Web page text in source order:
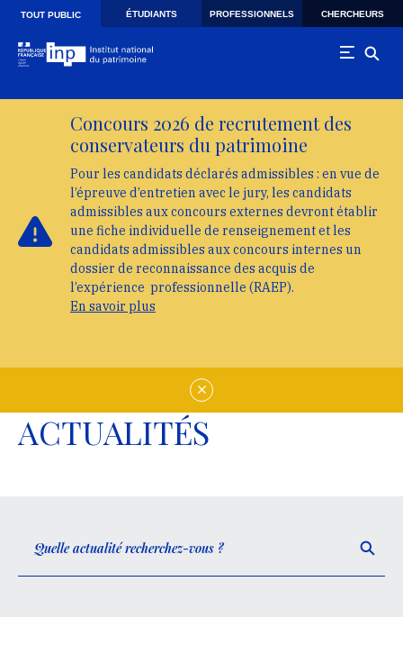
Skip to main navigation
Aller au contenu principal
TOUT PUBLIC ÉTUDIANTS PROFESSIONNELS CHERCHEURS
Concours 2026 de recrutement des
conservateurs du patrimoine
Pour les candidats déclarés admissibles : en vue de
l’épreuve d’entretien avec le jury, les candidats
admissibles aux concours externes devront établir
une fiche individuelle de renseignement et les
candidats admissibles aux concours internes un
dossier de reconnaissance des acquis de
l’expérience professionnelle (RAEP).
En savoir plus
ACTUALITÉS